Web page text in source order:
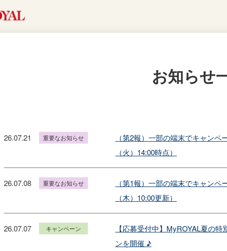
お知らせ
26.07.21 重要なお知らせ
（第2報）一部の端末でキャン
（火）14:00時点）
26.07.08 重要なお知らせ
（第1報）一部の端末でキャン
（木）10:00更新）
26.07.07 キャンペーン
【応募受付中】MyROYAL夏の
ンを開催 ♪